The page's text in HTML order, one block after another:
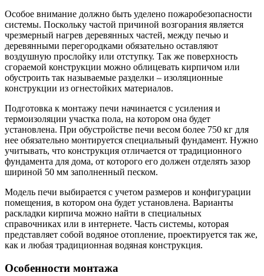
Особое внимание должно быть уделено пожаробезопасности
системы. Поскольку частой причиной возгорания является
чрезмерный нагрев деревянных частей, между печью и
деревянными перегородками обязательно оставляют
воздушную прослойку или отступку. Так же поверхность
сгораемой конструкции можно облицевать кирпичом или
обустроить так называемые разделки – изоляционные
конструкции из огнестойких материалов.
Подготовка к монтажу печи начинается с усиления и
термоизоляции участка пола, на котором она будет
установлена. При обустройстве печи весом более 750 кг для
нее обязательно монтируется специальный фундамент. Нужно
учитывать, что конструкция отличается от традиционного
фундамента для дома, от которого его должен отделять зазор
шириной 50 мм заполненный песком.
Модель печи выбирается с учетом размеров и конфигурации
помещения, в котором она будет установлена. Варианты
раскладки кирпича можно найти в специальных
справочниках или в интернете. Часть системы, которая
представляет собой водяное отопление, проектируется так же,
как и любая традиционная водяная конструкция.
Особенности монтажа